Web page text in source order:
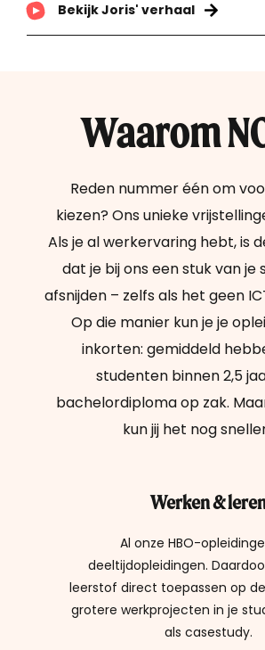
Bekijk Joris' verhaal
Waarom
Reden nummer één om
kiezen? Ons unieke
Als je al werkervaring hebt, is
dat je bij ons een stuk van je
afsnijden – zelfs als het geen
Op die manier kun je je
inkorten: gemiddeld
studenten binnen 2,5
bachelordiploma op zak.
kun jij het nog
Werken &
Al onze HBO-
deeltijdopleidingen.
leerstof direct toepassen op
grotere werkprojecten in je
als casestudy.